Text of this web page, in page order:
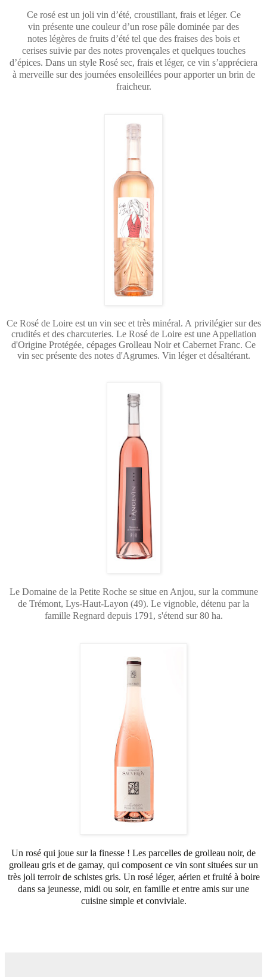
Ce rosé est un joli vin d’été, croustillant, frais et léger. Ce
vin présente une couleur d’un rose pâle dominée par des
notes légères de fruits d’été tel que des fraises des bois et
cerises suivie par des notes provençales et quelques touches
d’épices. Dans un style Rosé sec, frais et léger, ce vin s’appréciera
à merveille sur des journées ensoleillées pour apporter un brin de
fraicheur.
Ce Rosé de Loire est un vin sec et très minéral. A privilégier sur des
crudités et des charcuteries. Le Rosé de Loire est une Appellation
d'Origine Protégée, cépages Grolleau Noir et Cabernet Franc. Ce
vin sec présente des notes d'Agrumes. Vin léger et désaltérant.
Le Domaine de la Petite Roche se situe en Anjou, sur la commune
de Trémont, Lys-Haut-Layon (49). Le vignoble, détenu par la
famille Regnard depuis 1791, s'étend sur 80 ha.
Un rosé qui joue sur la finesse ! Les parcelles de grolleau noir, de
grolleau gris et de gamay, qui composent ce vin sont situées sur un
très joli terroir de schistes gris. Un rosé léger, aérien et fruité à boire
dans sa jeunesse, midi ou soir, en famille et entre amis sur une
cuisine simple et conviviale.